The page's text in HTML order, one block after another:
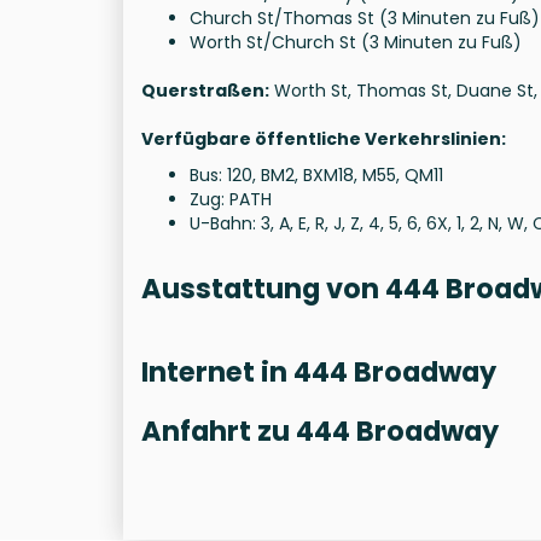
Church St/Thomas St (3 Minuten zu Fuß)
Worth St/Church St (3 Minuten zu Fuß)
Querstraßen: Worth St, Thomas St, Duane
Verfügbare öffentliche Verkehrslinien:
Bus: 120, BM2, BXM18, M55, QM11
Zug: PATH
U-Bahn: 3, A, E, R, J, Z, 4, 5, 6, 6X, 1, 2, N, W,
Ausstattung von 444
Internet in 444 Broadway
Anfahrt zu 444 Broadway